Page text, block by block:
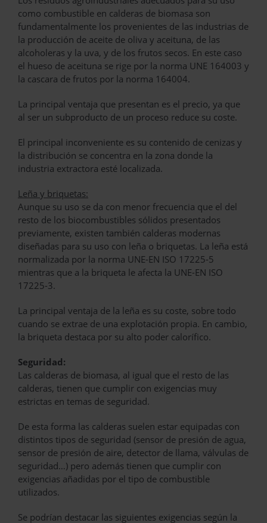
como combustible en calderas de biomasa son
fundamentalmente los provenientes de las industrias de
la producción de aceite de oliva y aceituna, de las
alcoholeras y la uva, y de los frutos secos. En este caso
el hueso de aceituna se rige por la norma UNE 164003 y
la cascara de frutos por la norma 164004.
La principal ventaja que presentan es el precio, ya que
al ser un subproducto de un proceso reduce su coste.
El principal inconveniente es su contenido de cenizas y
la distribución se concentra en la zona donde la
industria extractora esté localizada.
Leña y briquetas:
Aunque su uso se da con menor frecuencia que el del
resto de los biocombustibles sólidos presentados
previamente, existen también calderas modernas
diseñadas para su uso con leña o briquetas. La leña está
normalizada por la norma UNE-EN ISO 17225-5
mientras que a la briqueta le afecta la UNE-EN ISO
17225-3.
La principal ventaja de la leña es su coste, sobre todo
cuando se extrae de una explotación propia. En cambio,
la briqueta destaca por su alto poder calorífico.
Seguridad:
Las calderas de biomasa, al igual que el resto de las
calderas, tienen que cumplir con exigencias muy
estrictas en temas de seguridad.
De esta forma las calderas suelen estar equipadas con
distintos tipos de seguridad (sensor de presión de agua,
sensor de presión de aire, detector de llama, válvulas de
seguridad…) pero además tienen que cumplir con
exigencias añadidas por el tipo de combustible
utilizados.
Se podrían destacar las siguientes exigencias según la